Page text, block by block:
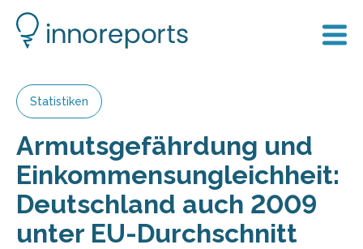
Statistiken
Armutsgefährdung und
Einkommensungleichheit:
Deutschland auch 2009
unter EU-Durchschnitt